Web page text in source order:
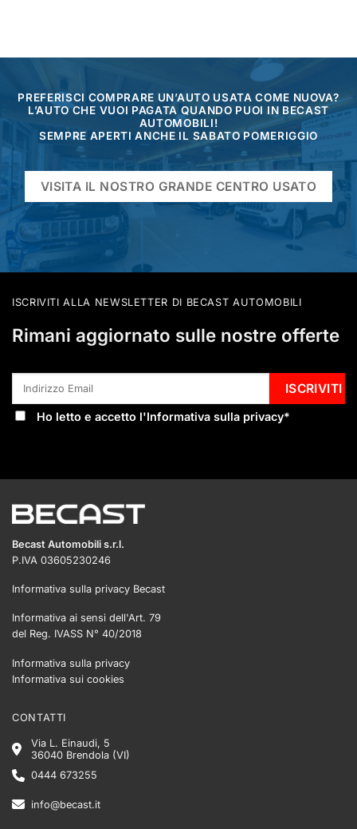
PREFERISCI COMPRARE UN’AUTO USATA COME NUOVA?
L’AUTO CHE VUOI PAGATA QUANDO PUOI IN BECAST
AUTOMOBILI!
SEMPRE APERTI ANCHE IL SABATO POMERIGGIO
VISITA IL NOSTRO GRANDE CENTRO USATO
ISCRIVITI ALLA NEWSLETTER DI BECAST AUTOMOBILI
Rimani aggiornato sulle nostre offerte
Ho letto e accetto l'Informativa sulla privacy*
Becast Automobili s.r.l.
P.IVA 03605230246
Informativa sulla privacy Becast
Informativa ai sensi dell'Art. 79
del Reg. IVASS N° 40/2018
Informativa sulla privacy
Informativa sui cookies
CONTATTI
Via L. Einaudi, 5
36040 Brendola (VI)
0444 673255
info@becast.it